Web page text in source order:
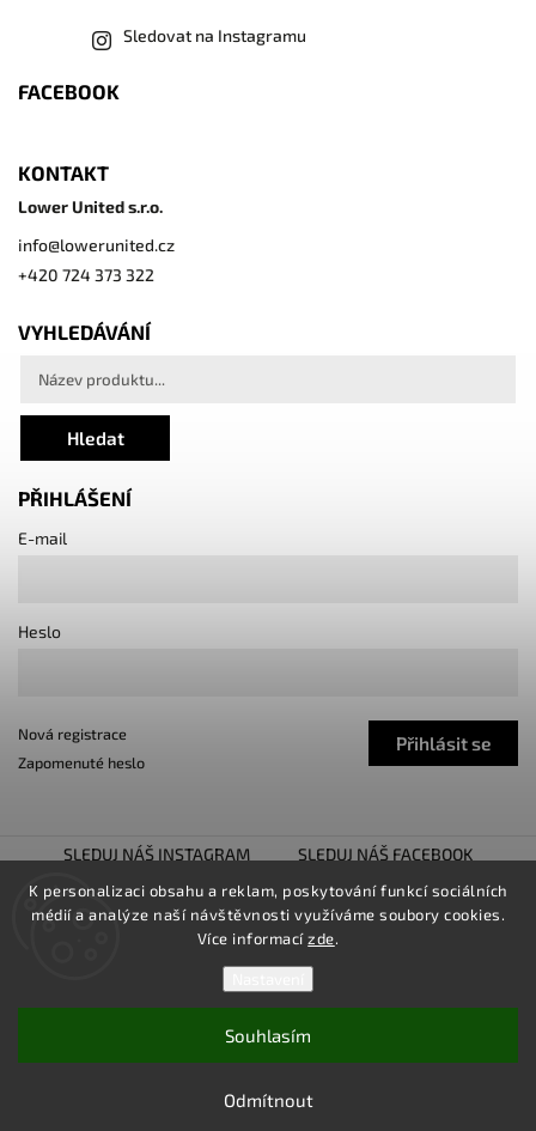
K personalizaci obsahu a reklam, poskytování funkcí sociálních
médií a analýze naší návštěvnosti využíváme soubory cookies.
Více informacízde.
Odmítnout
Souhlasím
Sledovat na Instagramu
FACEBOOK
KONTAKT
Lower United s.r.o.
info@lowerunited.cz
+420 724 373 322
VYHLEDÁVÁNÍ
Hledat
PŘIHLÁŠENÍ
E-mail
Heslo
Přihlásit se
Nová registrace
Zapomenuté heslo
SLEDUJ NÁŠ INSTAGRAM
SLEDUJ NÁŠ FACEBOOK
TUNING SHOW TROJHALÍ
SNÍŽENO.CZ
LOWER UNITED
Shoptet| Design